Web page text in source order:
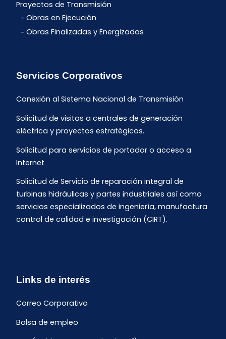
Proyectos de Transmisión
Obras en Ejecución
Obras Finalizadas y Energizadas
Servicios Corporativos
Conexión al Sistema Nacional de Transmisión
Solicitud de visitas a centrales de generación
eléctrica y proyectos estratégicos.
Solicitud para servicios de portador o acceso a
Internet
Solicitud de Servicio de reparación integral de
turbinas hidráulicas y partes industriales así como
servicios especializados de ingeniería, manufactura
control de calidad e investigación (CIRT).
Links de interés
Correo Corporativo
Bolsa de empleo